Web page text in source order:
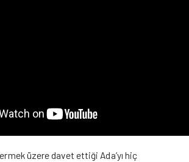
üzere davet ettiği Ada’yı hiç